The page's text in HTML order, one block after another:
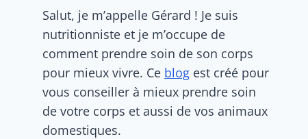
Salut, je m’appelle Gérard ! Je suis
nutritionniste et je m’occupe de
comment prendre soin de son corps
pour mieux vivre. Ce blog est créé pour
vous conseiller à mieux prendre soin
de votre corps et aussi de vos animaux
domestiques.